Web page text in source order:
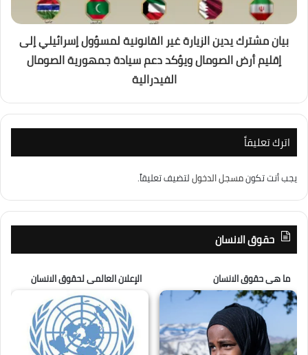
بيان مشترك يدين الزيارة غير القانونية لمسؤول إسرائيلي إلى
إقليم أرض الصومال ويؤكد دعم سيادة جمهورية الصومال
الفيدرالية
اترك تعليقاً
يجب أنت تكونمسجل الدخوللتضيف تعليقاً.
حقوق الانسان
ما هى حقوق الانسان الإعلان العالمى لحقوق الانسان